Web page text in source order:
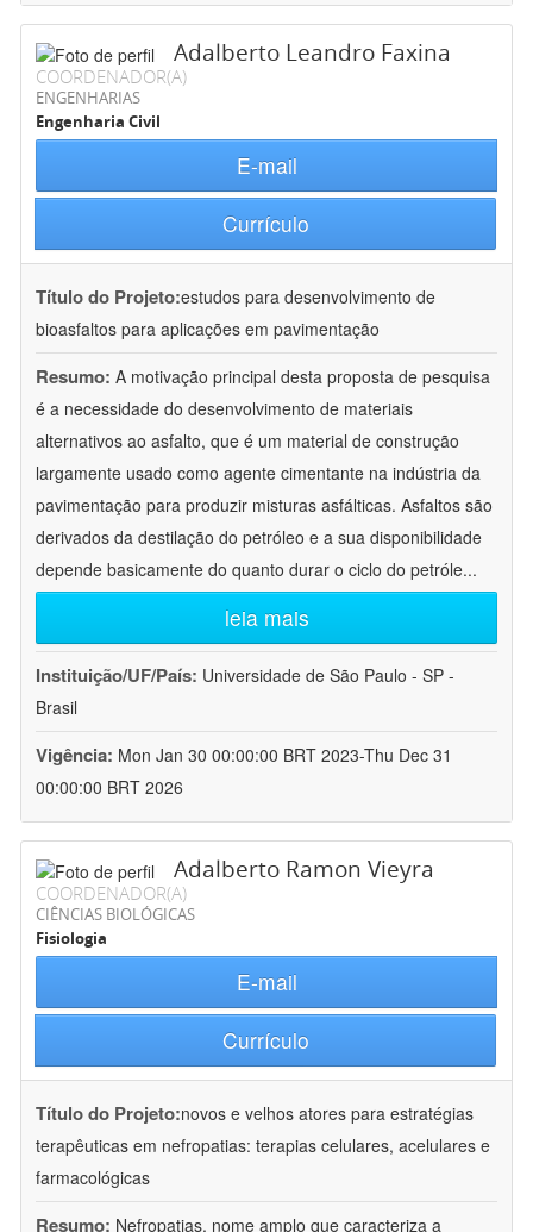
Adalberto Leandro Faxina
COORDENADOR(A)
ENGENHARIAS
Engenharia Civil
E-mail
Currículo
Título do Projeto:estudos para desenvolvimento de
bioasfaltos para aplicações em pavimentação
Resumo: A motivação principal desta proposta de pesquisa
é a necessidade do desenvolvimento de materiais
alternativos ao asfalto, que é um material de construção
largamente usado como agente cimentante na indústria da
pavimentação para produzir misturas asfálticas. Asfaltos são
derivados da destilação do petróleo e a sua disponibilidade
depende basicamente do quanto durar o ciclo do petróle...
leia mais
Instituição/UF/País: Universidade de São Paulo - SP -
Brasil
Vigência: Mon Jan 30 00:00:00 BRT 2023-Thu Dec 31
00:00:00 BRT 2026
Adalberto Ramon Vieyra
COORDENADOR(A)
CIÊNCIAS BIOLÓGICAS
Fisiologia
E-mail
Currículo
Título do Projeto:novos e velhos atores para estratégias
terapêuticas em nefropatias: terapias celulares, acelulares e
farmacológicas
Resumo: Nefropatias, nome amplo que caracteriza a